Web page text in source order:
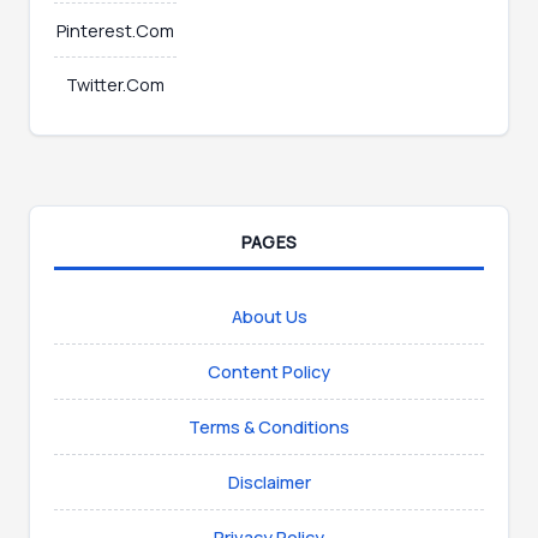
Pinterest.Com
Twitter.Com
PAGES
About Us
Content Policy
Terms & Conditions
Disclaimer